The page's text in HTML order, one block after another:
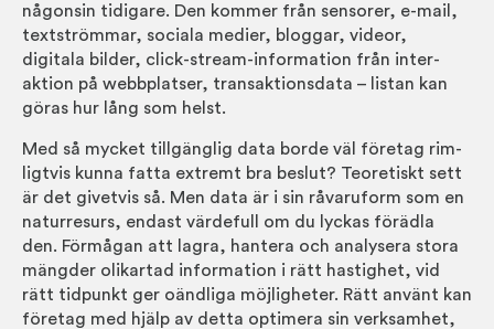
någon­sin tidigare. Den kommer från sensorer, e-mail,
text­strömmar, sociala medier, bloggar, videor,
digitala bilder, click-stream-informa­tion från inter­
aktion på webb­platser, trans­aktions­data – listan kan
göras hur lång som helst.
Med så mycket till­gäng­lig data borde väl före­tag rim­
ligt­vis kunna fatta extremt bra be­slut? Teoretiskt sett
är det givet­vis så. Men data är i sin rå­varu­form som en
natur­resurs, endast värde­full om du lyckas för­ädla
den. För­mågan att lagra, hantera och analys­era stora
mängder olik­artad inform­ation i rätt hastig­het, vid
rätt tid­punkt ger oänd­liga möjlig­heter. Rätt använt kan
företag med hjälp av detta opti­mera sin verk­sam­het,